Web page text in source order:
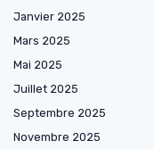
Janvier 2025
Mars 2025
Mai 2025
Juillet 2025
Septembre 2025
Novembre 2025